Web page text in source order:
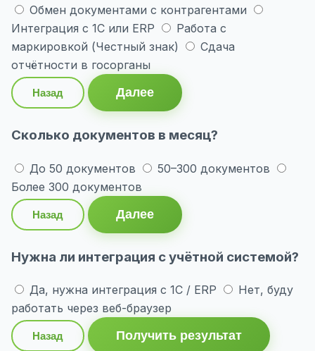
Обмен документами с контрагентами
Интеграция с 1С или ERP
Работа с
маркировкой (Честный знак)
Сдача
отчётности в госорганы
Назад Далее
Сколько документов в месяц?
До 50 документов
50–300 документов
Более 300 документов
Назад Далее
Нужна ли интеграция с учётной системой?
Да, нужна интеграция с 1С / ERP
Нет, буду
работать через веб-браузер
Назад Получить результат